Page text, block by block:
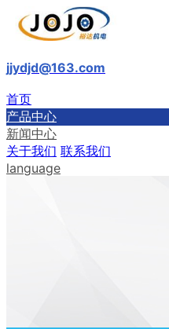
jjydjd@163.com
首页
产品中心
新闻中心
关于我们 联系我们
language